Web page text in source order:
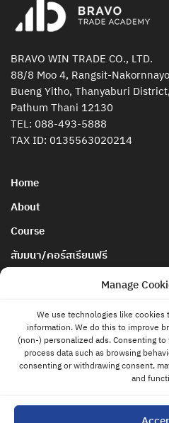
Manage
We use technologies like
information. We do this to improve
(non-) personalized ads. Consenting
process data such as browsing
consenting or withdrawing consent,
and
BRAVO WIN TRADE CO., LTD.
88/8 Moo 4, Rangsit-
Bueng Yitho, Thanyaburi District,
Pathum Thani 12130
TEL: 088-493-5888
TAX ID: 0135563020214
Home
About
Course
สัมมนา/คอร์สเรียนฟรี
นโยบายการยกเลิกและคืนเงิน
Blog & News
Store
Contact